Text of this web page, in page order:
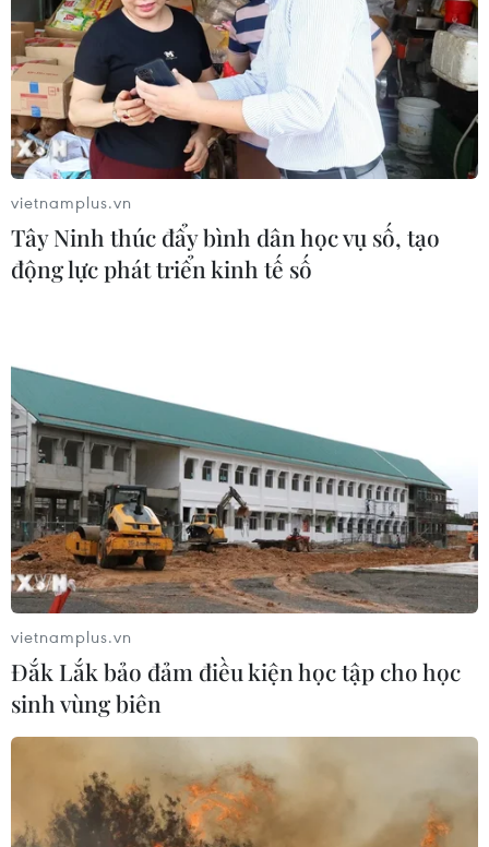
vietnamplus.vn
Tây Ninh thúc đẩy bình dân học vụ số, tạo
động lực phát triển kinh tế số
vietnamplus.vn
Đắk Lắk bảo đảm điều kiện học tập cho học
sinh vùng biên